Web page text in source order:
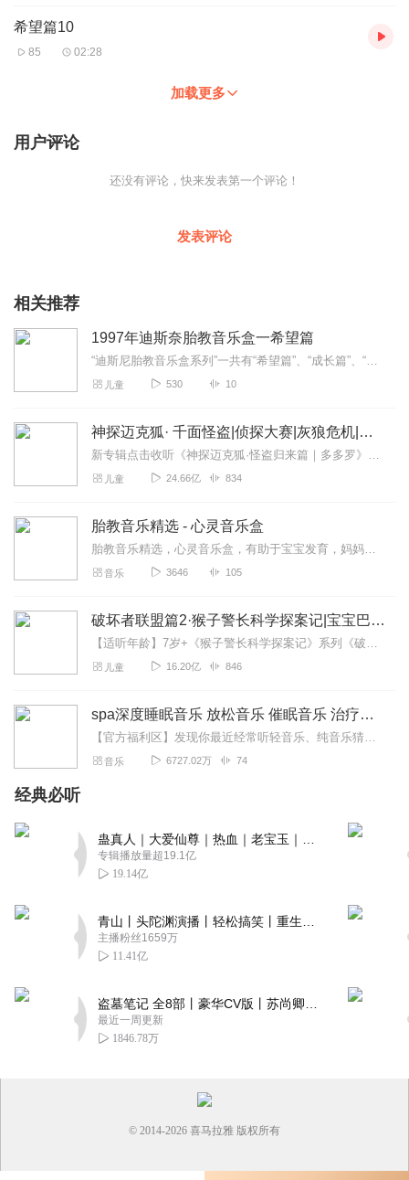
希望篇10
85 02:28
加载更多
用户评论
还没有评论，快来发表第一个评论！
发表评论
相关推荐
1997年迪斯奈胎教音乐盒一希望篇
“迪斯尼胎教音乐盒系列”一共有“希望篇”、“成长篇”、“成长篇”三篇；每一篇除了十首曲止目还有加值的专文告诉准妈咪们不可不积压的专业胎教育儿常识与注意事项。”...
儿童 530 10
神探迈克狐· 千面怪盗|侦探大赛|灰狼危机|多多罗
新专辑点击收听《神探迈克狐·怪盗归来篇｜多多罗》！！！>>>点击进入主播橱窗购买《神探迈克狐》系列图书吧!<<<多多罗故事【点击前往】收听多多罗其他好玩有趣的故...
儿童 24.66亿 834
胎教音乐精选 - 心灵音乐盒
胎教音乐精选，心灵音乐盒，有助于宝宝发育，妈妈放松
音乐 3646 105
破坏者联盟篇2·猴子警长科学探案记|宝宝巴士故事
【适听年龄】7岁+《猴子警长科学探案记》系列《破坏者联盟篇1·猴子警长科学探案记》>>>《破坏者联盟篇2·猴子警长科学探案记》>>>《破坏者联盟篇3·猴子警长科...
儿童 16.20亿 846
spa深度睡眠音乐 放松音乐 催眠音乐 治疗音乐 胎教音乐 纯音乐 催眠曲
【官方福利区】发现你最近经常听轻音乐、纯音乐猜你喜欢喜马精选专辑《心理疗愈钢琴曲100首》一听就平静了，一听就困了缓解焦虑，帮助数百万听友入眠原价99元，福利...
音乐 6727.02万 74
经典必听
专辑播放量超19.1亿
19.14亿
主播粉丝1659万
11.41亿
最近一周更新
1846.78万
© 2014-2026 喜马拉雅 版权所有